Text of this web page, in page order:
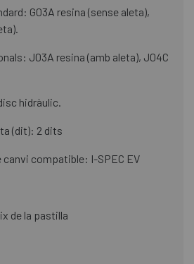
G03A resina (sense aleta),
J03A resina (amb aleta), J04C
hidràulic.
(dit): 2 dits
canvi compatible: I-SPEC EV
de la pastilla